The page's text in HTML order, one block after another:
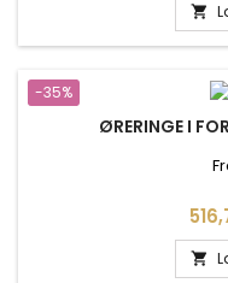

-35%
ØRERINGE I
Pris
